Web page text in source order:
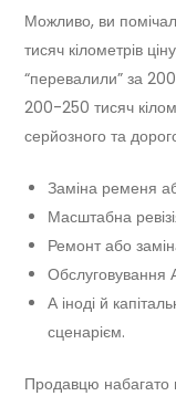
Можливо, ви
тисяч кілометрів
“перевалили” за
200-250 тисяч
серйозного та
Заміна ременя
Масштабна
Ремонт або
Обслуговування
А іноді й
сценарієм.
Продавцю набагато